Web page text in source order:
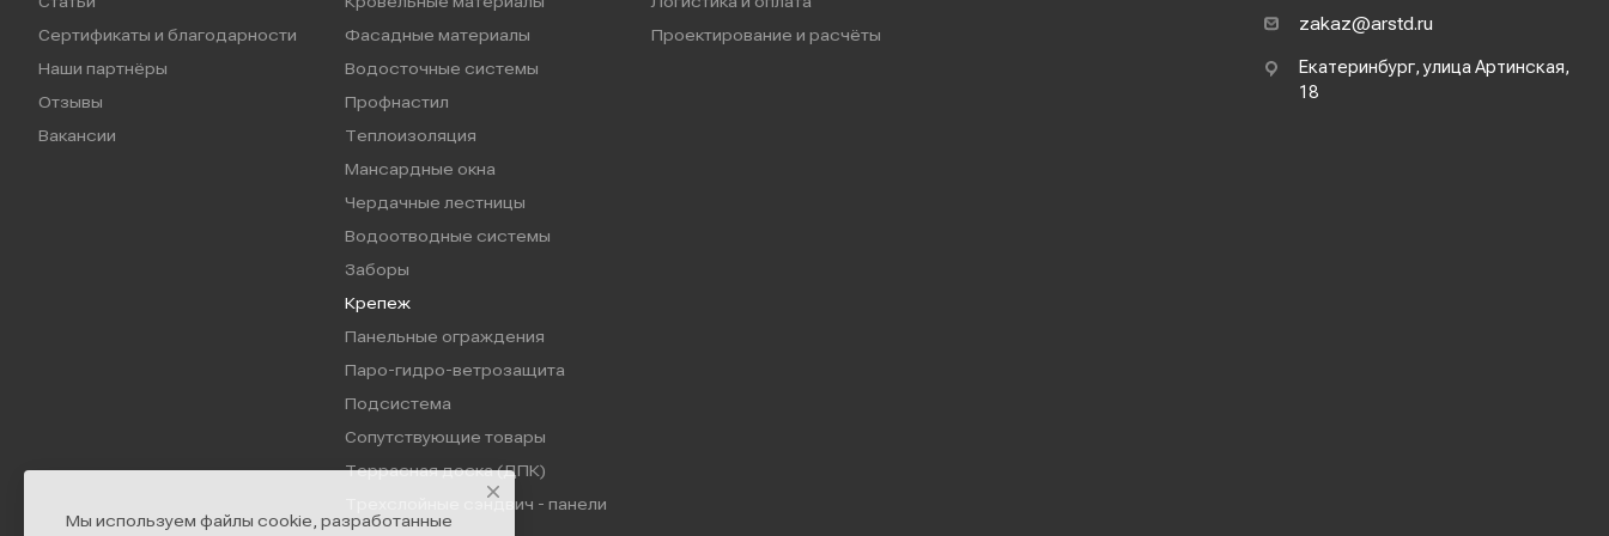
Сертификаты и благодарности
Наши партнёры
Отзывы
Вакансии
Фасадные материалы
Водосточные системы
Профнастил
Теплоизоляция
Мансардные окна
Чердачные лестницы
Водоотводные системы
Заборы
Крепеж
Панельные ограждения
Паро-гидро-ветрозащита
Подсистема
Сопутствующие товары
Террасная доска (ДПК)
Трехслойные сэндвич - панели
Проектирование и расчёты
zakaz@arstd.ru
Екатеринбург, улица Артинская,
18
Мы используем файлы cookie, разработанные